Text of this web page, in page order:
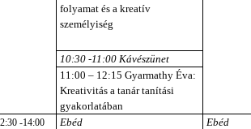
folyamat és a kreatív
személyiség
10:30 -11:00 Kávészünet
11:00 – 12:15Gyarmathy Éva:
Kreativitás a tanár tanítási
gyakorlatában
-14:00 Ebéd Ebéd